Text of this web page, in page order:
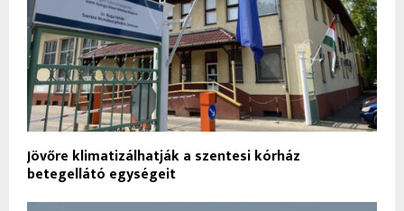
Jövőre klimatizálhatják a szentesi kórház
betegellátó egységeit